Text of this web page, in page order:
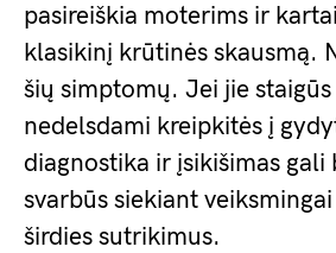
pasireiškia moterims ir
klasikinį krūtinės skausmą.
šių simptomų. Jei jie
nedelsdami kreipkitės į
diagnostika ir įsikišimas gali
svarbūs siekiant
širdies sutrikimus.